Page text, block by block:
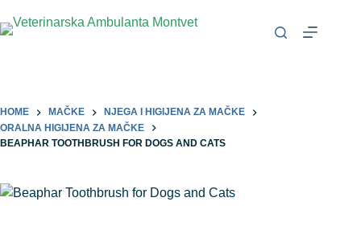
HOME MAČKE
NJEGA I HIGIJENA ZA MAČKE
ORALNA HIGIJENA ZA MAČKE
BEAPHAR TOOTHBRUSH FOR DOGS AND CATS